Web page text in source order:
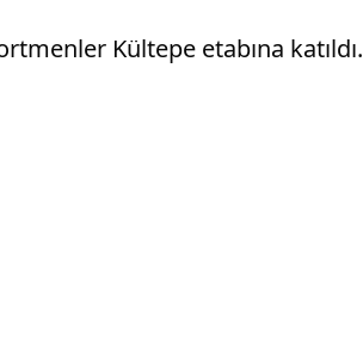
Kültepe etabına katıldı.